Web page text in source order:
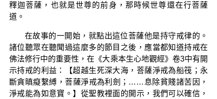
釋迦菩薩，也就是世尊的前身，那時候世尊還在行菩薩
道。
在故事的一開始，就點出這位菩薩他是持守戒律的。
諸位聽眾在聽聞過這麼多的節目之後，應當都知道持戒在
佛法修行中的重要性，在《大乘本生心地觀經》卷3中有開
示持戒的利益：【超越生死深大海，菩薩淨戒為船筏；永
斷貪瞋癡繫縛，菩薩淨戒為利劍；……息除貧賤諸苦因，
淨戒能為如意寶。】從聖教裡面的開示，我們可以確信，